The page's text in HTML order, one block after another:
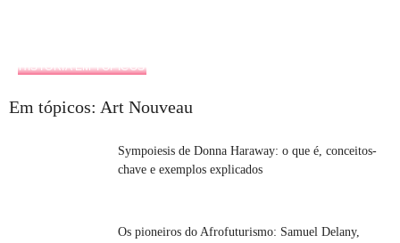
HISTÓRIA EM TÓPICOS
Em tópicos: Art Nouveau
Sympoiesis de Donna Haraway: o que é, conceitos-
chave e exemplos explicados
Os pioneiros do Afrofuturismo: Samuel Delany,